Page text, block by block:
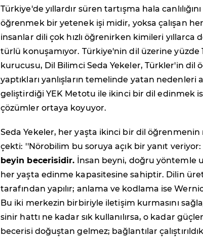
Türkiye'de yıllardır süren tartışma hala
öğrenmek bir yetenek işi midir, yoksa çalışan
insanlar dili çok hızlı öğrenirken kimileri yıllarca
türlü konuşamıyor. Türkiye'nin dil üzerine yüzde
kurucusu, Dil Bilimci Seda Yekeler, Türkler'in dil
yaptıkları yanlışların temelinde yatan
geliştirdiği YEK Metotu ile ikinci bir dil edinmek
çözümler ortaya koyuyor.
Seda Yekeler, her yaşta ikinci bir dil
çekti: ''Nörobilim bu soruya açık bir yanıt veriyor:
beyin becerisidir. İnsan beyni, doğru yöntemle
her yaşta edinme kapasitesine sahiptir. Dilin
tarafından yapılır; anlama ve kodlama ise
Bu iki merkezin birbiriyle iletişim kurmasını
sinir hattı ne kadar sık kullanılırsa, o kadar
becerisi doğuştan gelmez; bağlantılar